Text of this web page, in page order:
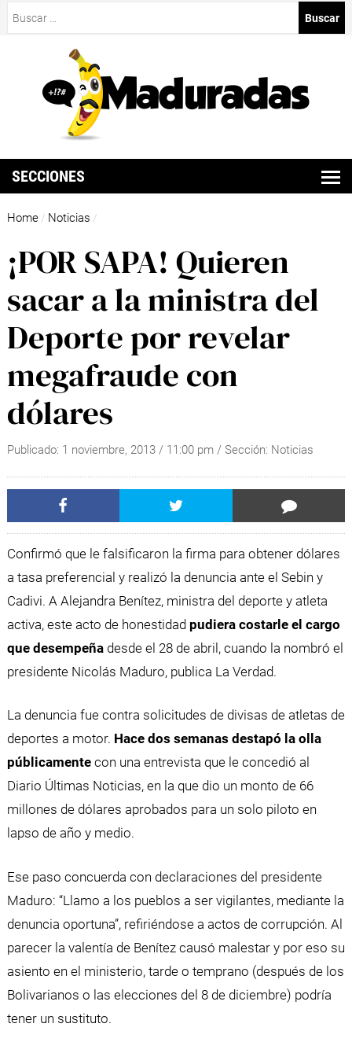
SECCIONES
Home / Noticias /
¡POR SAPA! Quieren
sacar a la ministra del
Deporte por revelar
megafraude con
dólares
Publicado: 1 noviembre, 2013/ 11:00 pm / Sección: Noticias
Confirmó que le falsificaron la firma para obtener dólares
a tasa preferencial y realizó la denuncia ante el Sebin y
Cadivi. A Alejandra Benítez, ministra del deporte y atleta
activa, este acto de honestidad pudiera costarle el cargo
que desempeñadesde el 28 de abril, cuando la nombró el
presidente Nicolás Maduro, publica La Verdad.
La denuncia fue contra solicitudes de divisas de atletas de
deportes a motor. Hace dos semanas destapó la olla
públicamentecon una entrevista que le concedió al
Diario Últimas Noticias, en la que dio un monto de 66
millones de dólares aprobados para un solo piloto en
lapso de año y medio.
Ese paso concuerda con declaraciones del presidente
Maduro: “Llamo a los pueblos a ser vigilantes, mediante la
denuncia oportuna”, refiriéndose a actos de corrupción. Al
parecer la valentía de Benítez causó malestar y por eso su
asiento en el ministerio, tarde o temprano (después de los
Bolivarianos o las elecciones del 8 de diciembre) podría
tener un sustituto.